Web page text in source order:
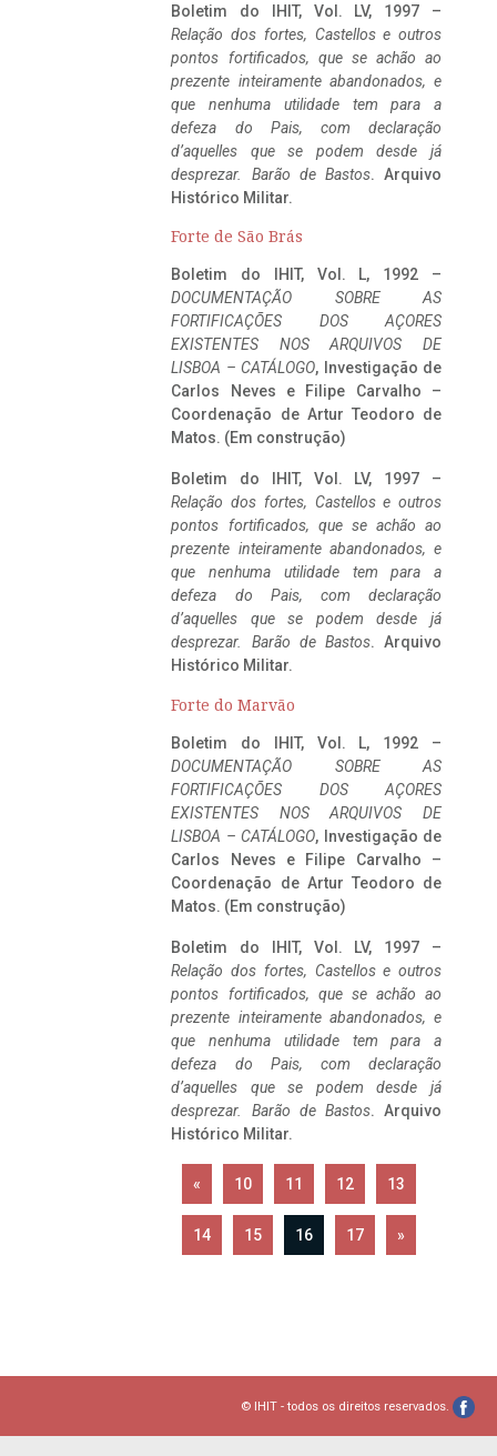
Boletim do IHIT, Vol. LV, 1997 –
Relação dos fortes, Castellos e outros
pontos fortificados, que se achão ao
prezente inteiramente abandonados, e
que nenhuma utilidade tem para a
defeza do Pais, com declaração
d’aquelles que se podem desde já
desprezar. Barão de Bastos. Arquivo
Histórico Militar.
Forte de São Brás
Boletim do IHIT, Vol. L, 1992 –
DOCUMENTAÇÃO SOBRE AS
FORTIFICAÇÕES DOS AÇORES
EXISTENTES NOS ARQUIVOS DE
LISBOA – CATÁLOGO, Investigação de
Carlos Neves e Filipe Carvalho –
Coordenação de Artur Teodoro de
Matos. (Em construção)
Boletim do IHIT, Vol. LV, 1997 –
Relação dos fortes, Castellos e outros
pontos fortificados, que se achão ao
prezente inteiramente abandonados, e
que nenhuma utilidade tem para a
defeza do Pais, com declaração
d’aquelles que se podem desde já
desprezar. Barão de Bastos. Arquivo
Histórico Militar.
Forte do Marvão
Boletim do IHIT, Vol. L, 1992 –
DOCUMENTAÇÃO SOBRE AS
FORTIFICAÇÕES DOS AÇORES
EXISTENTES NOS ARQUIVOS DE
LISBOA – CATÁLOGO, Investigação de
Carlos Neves e Filipe Carvalho –
Coordenação de Artur Teodoro de
Matos. (Em construção)
Boletim do IHIT, Vol. LV, 1997 –
Relação dos fortes, Castellos e outros
pontos fortificados, que se achão ao
prezente inteiramente abandonados, e
que nenhuma utilidade tem para a
defeza do Pais, com declaração
d’aquelles que se podem desde já
desprezar. Barão de Bastos. Arquivo
Histórico Militar.
« 10 11 12 13
14 15 16 17 »
© IHIT - todos os direitos reservados.